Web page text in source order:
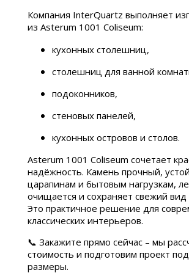
Компания InterQuartz выполняет
из Asterum 1001 Coliseum:
кухонных столешниц,
столешниц для ванной
подоконников,
стеновых панелей,
кухонных островов и столов.
Asterum 1001 Coliseum сочетает
надёжность. Камень прочный,
царапинам и бытовым нагрузкам,
очищается и сохраняет свежий вид
Это практичное решение для
классических интерьеров.
📞 Закажите прямо сейчас – мы
стоимость и подготовим проект
размеры.